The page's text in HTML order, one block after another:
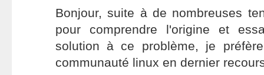
Bonjour, suite à de nombreuses
pour comprendre l'origine et
solution à ce problème, je
communauté linux en dernier